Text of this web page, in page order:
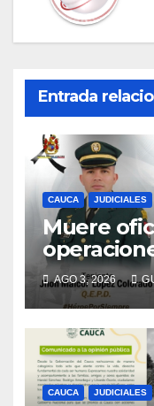
Entrada
CAUCA JUDICIALES
Muere
el sur del
AGO 3, 2026
CAUCA JUDICIALES